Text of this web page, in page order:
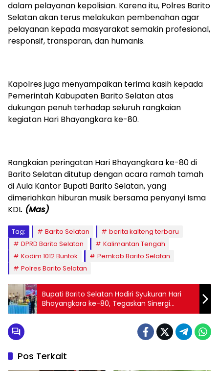
dalam pelayanan kepolisian. Karena itu, Polres Barito
Selatan akan terus melakukan pembenahan agar
pelayanan kepada masyarakat semakin profesional,
responsif, transparan, dan humanis.
‎Kapolres juga menyampaikan terima kasih kepada
Pemerintah Kabupaten Barito Selatan atas
dukungan penuh terhadap seluruh rangkaian
kegiatan Hari Bhayangkara ke-80.
‎Rangkaian peringatan Hari Bhayangkara ke-80 di
Barito Selatan ditutup dengan acara ramah tamah
di Aula Kantor Bupati Barito Selatan, yang
dimeriahkan hiburan musik bersama penyanyi Isma
KDI. (Mas)
Tag: Barito Selatan
berita kalteng terbaru
DPRD Barito Selatan
Kalimantan Tengah
Kodim 1012 Buntok
Pemkab Barito Selatan
Polres Barito Selatan
Bupati Barito Selatan Hadiri Syukuran Hari
Bhayangkara ke-80, Tegaskan Sinergi
Pemda dan Polri untuk Masyarakat
Pos Terkait